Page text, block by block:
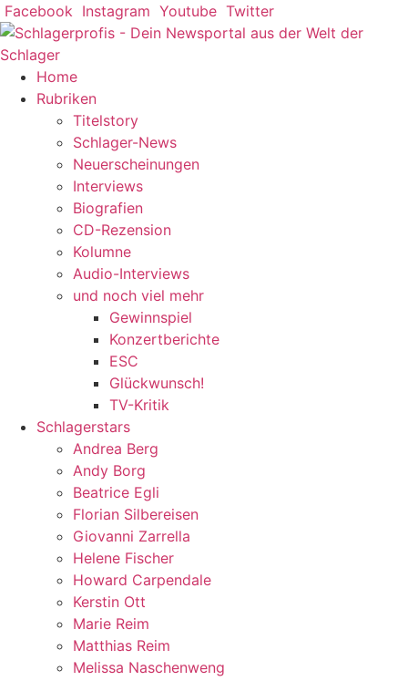
Zum
Inhalt
springen
Facebook Instagram Youtube Twitter
Home
Rubriken
Titelstory
Schlager-News
Neuerscheinungen
Interviews
Biografien
CD-Rezension
Kolumne
Audio-Interviews
und noch viel mehr
Gewinnspiel
Konzertberichte
ESC
Glückwunsch!
TV-Kritik
Schlagerstars
Andrea Berg
Andy Borg
Beatrice Egli
Florian Silbereisen
Giovanni Zarrella
Helene Fischer
Howard Carpendale
Kerstin Ott
Marie Reim
Matthias Reim
Melissa Naschenweng